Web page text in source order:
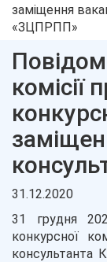
заміщення
«ЗЦПРПП»
комісії
31.12.2020
31 грудня
конкурсної
консультанта